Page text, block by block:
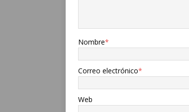
Nombre*
Correo electrónico*
Web